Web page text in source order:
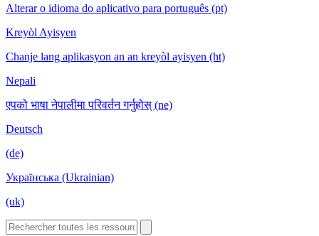
Alterar o idioma do aplicativo para português (pt)
Kreyòl Ayisyen
Chanje lang aplikasyon an an kreyòl ayisyen (ht)
Nepali
एपको भाषा नेपालीमा परिवर्तन गर्नुहोस् (ne)
Deutsch
(de)
Українська (Ukrainian)
(uk)